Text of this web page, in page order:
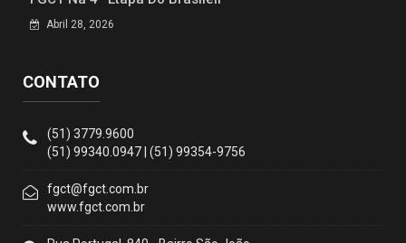
Abril 28, 2026
CONTATO
(51) 3779.9600
(51) 99340.0947 | (51) 99354-9756
fgct@fgct.com.br
www.fgct.com.br